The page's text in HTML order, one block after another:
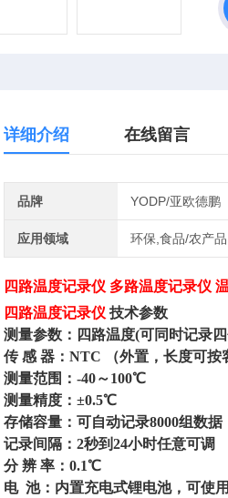
详细介绍 在线留言
品牌 YODP/亚欧德鹏
应用领域 环保,食品/农产
四路温度记录仪 多路温度记录仪
四路温度记录仪 技术参数
测量参数：四路温度(可同时记录
传 感 器：NTC （外置，长度可按
测量范围：-40～100℃
测量精度：±0.5℃
存储容量：可自动记录8000组数据
记录间隔：2秒到24小时任意可调
分 辨 率：0.1℃
电池：内置充电式锂电池，可使